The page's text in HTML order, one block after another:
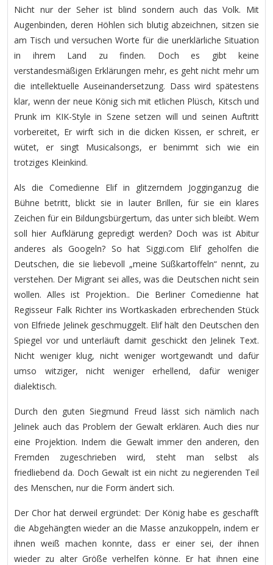
Nicht nur der Seher ist blind sondern auch das Volk. Mit
Augenbinden, deren Höhlen sich blutig abzeichnen, sitzen sie
am Tisch und versuchen Worte für die unerklärliche Situation
in ihrem Land zu finden. Doch es gibt keine
verstandesmäßigen Erklärungen mehr, es geht nicht mehr um
die intellektuelle Auseinandersetzung. Dass wird spätestens
klar, wenn der neue König sich mit etlichen Plüsch, Kitsch und
Prunk im KIK-Style in Szene setzen will und seinen Auftritt
vorbereitet, Er wirft sich in die dicken Kissen, er schreit, er
wütet, er singt Musicalsongs, er benimmt sich wie ein
trotziges Kleinkind.
Als die Comedienne Elif in glitzerndem Jogginganzug die
Bühne betritt, blickt sie in lauter Brillen, für sie ein klares
Zeichen für ein Bildungsbürgertum, das unter sich bleibt. Wem
soll hier Aufklärung gepredigt werden? Doch was ist Abitur
anderes als Googeln? So hat Siggi.com Elif geholfen die
Deutschen, die sie liebevoll „meine Süßkartoffeln“ nennt, zu
verstehen. Der Migrant sei alles, was die Deutschen nicht sein
wollen. Alles ist Projektion.. Die Berliner Comedienne hat
Regisseur Falk Richter ins Wortkaskaden erbrechenden Stück
von Elfriede Jelinek geschmuggelt. Elif hält den Deutschen den
Spiegel vor und unterläuft damit geschickt den Jelinek Text.
Nicht weniger klug, nicht weniger wortgewandt und dafür
umso witziger, nicht weniger erhellend, dafür weniger
dialektisch.
Durch den guten Siegmund Freud lässt sich nämlich nach
Jelinek auch das Problem der Gewalt erklären. Auch dies nur
eine Projektion. Indem die Gewalt immer den anderen, den
Fremden zugeschrieben wird, steht man selbst als
friedliebend da. Doch Gewalt ist ein nicht zu negierenden Teil
des Menschen, nur die Form ändert sich.
Der Chor hat derweil ergründet: Der König habe es geschafft
die Abgehängten wieder an die Masse anzukoppeln, indem er
ihnen weiß machen konnte, dass er einer sei, der ihnen
wieder zu alter Größe verhelfen könne. Er hat ihnen eine